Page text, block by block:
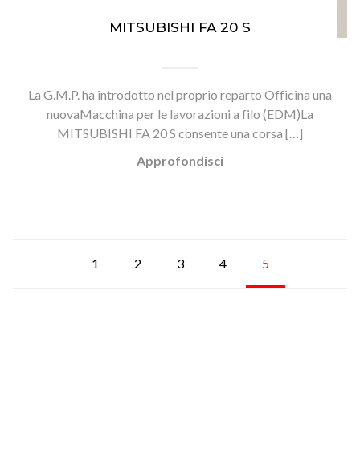
MITSUBISHI FA 20 S
La G.M.P. ha introdotto nel proprio reparto Officina una
nuovaMacchina per le lavorazioni a filo (EDM)La
MITSUBISHI FA 20 S consente una corsa […]
Approfondisci
1 2 3 4 5